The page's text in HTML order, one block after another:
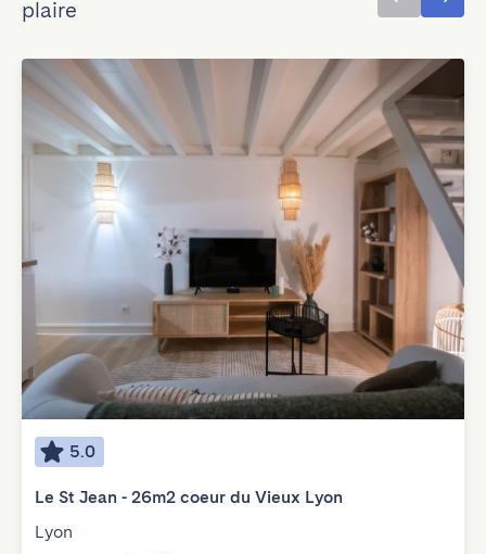
plaire
5.0
Le St Jean - 26m2 coeur du Vieux Lyon
Lyon